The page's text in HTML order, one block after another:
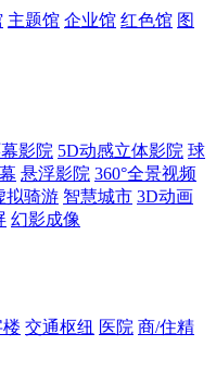
主题馆 企业馆 红色馆 图
影院 5D动感立体影院 球
悬浮影院 360°全景视频
拟骑游 智慧城市 3D动画
幻影成像
交通枢纽 医院 商/住精